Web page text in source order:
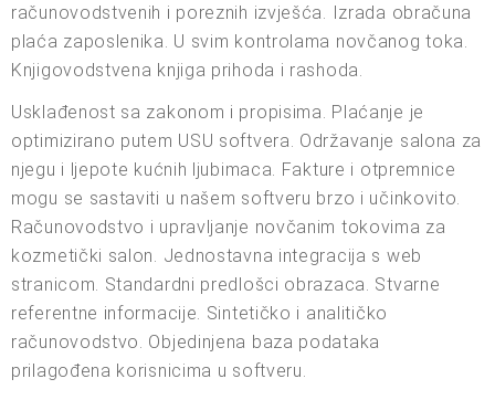
računovodstvenih i poreznih izvješća. Izrada obračuna
plaća zaposlenika. U svim kontrolama novčanog toka.
Knjigovodstvena knjiga prihoda i rashoda.
Usklađenost sa zakonom i propisima. Plaćanje je
optimizirano putem USU softvera. Održavanje salona za
njegu i ljepote kućnih ljubimaca. Fakture i otpremnice
mogu se sastaviti u našem softveru brzo i učinkovito.
Računovodstvo i upravljanje novčanim tokovima za
kozmetički salon. Jednostavna integracija s web
stranicom. Standardni predlošci obrazaca. Stvarne
referentne informacije. Sintetičko i analitičko
računovodstvo. Objedinjena baza podataka
prilagođena korisnicima u softveru.